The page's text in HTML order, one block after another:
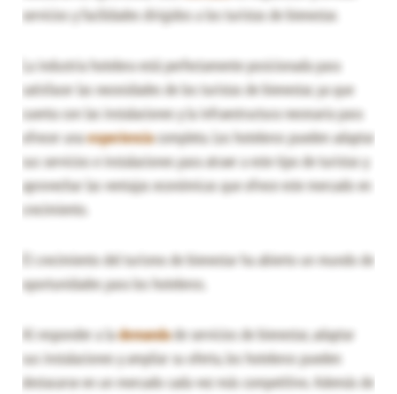
servicios y facilidades dirigidos a los turistas de bienestar.
La industria hotelera está perfectamente posicionada para
satisfacer las necesidades de los turistas de bienestar, ya que
cuenta con las instalaciones y la infraestructura necesaria para
ofrecer unaexperienciacompleta. Los hoteleros pueden adaptar
sus servicios e instalaciones para atraer a este tipo de turistas y
aprovechar las ventajas económicas que ofrece este mercado en
crecimiento.
El crecimiento del turismo de bienestar ha abierto un mundo de
oportunidades para los hoteleros.
Al responder a lademandade servicios de bienestar, adaptar
sus instalaciones y ampliar su oferta, los hoteleros pueden
destacarse en un mercado cada vez más competitivo. Además de